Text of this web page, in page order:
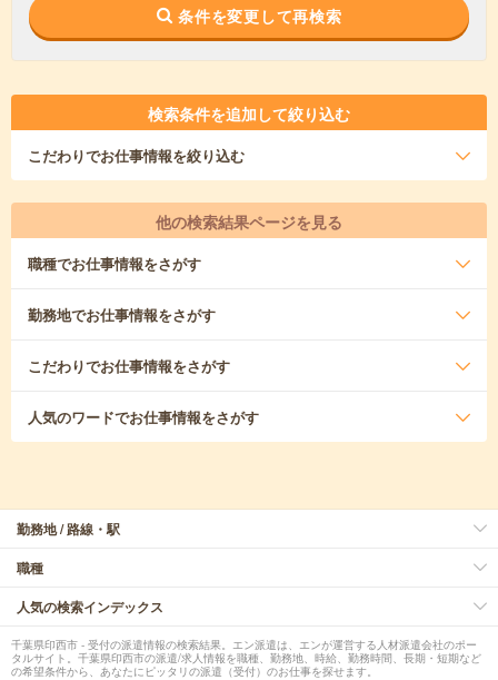
条件を変更して再検索
検索条件を追加して絞り込む
こだわりでお仕事情報を絞り込む
他の検索結果ページを見る
職種でお仕事情報をさがす
勤務地でお仕事情報をさがす
こだわりでお仕事情報をさがす
人気のワードでお仕事情報をさがす
勤務地 / 路線・駅
職種
人気の検索インデックス
千葉県印西市 - 受付の派遣情報の検索結果。エン派遣は、エンが運営する人材派遣会社のポー
タルサイト。千葉県印西市の派遣/求人情報を職種、勤務地、時給、勤務時間、長期・短期など
の希望条件から、あなたにピッタリの派遣（受付）のお仕事を探せます。